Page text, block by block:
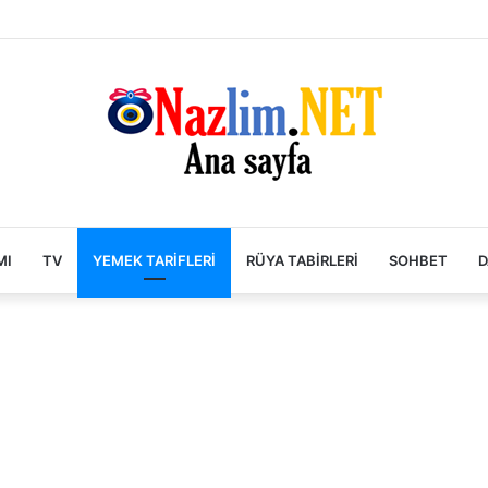
TV YEMEK TARIFLERI RÜYA TABIRLERI SOHBET